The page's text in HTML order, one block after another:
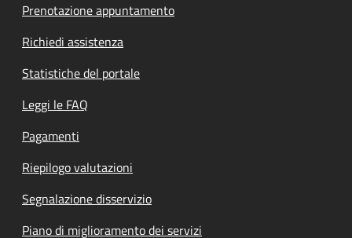
Prenotazione appuntamento
Richiedi assistenza
Statistiche del portale
Leggi le FAQ
Pagamenti
Riepilogo valutazioni
Segnalazione disservizio
Piano di miglioramento dei servizi